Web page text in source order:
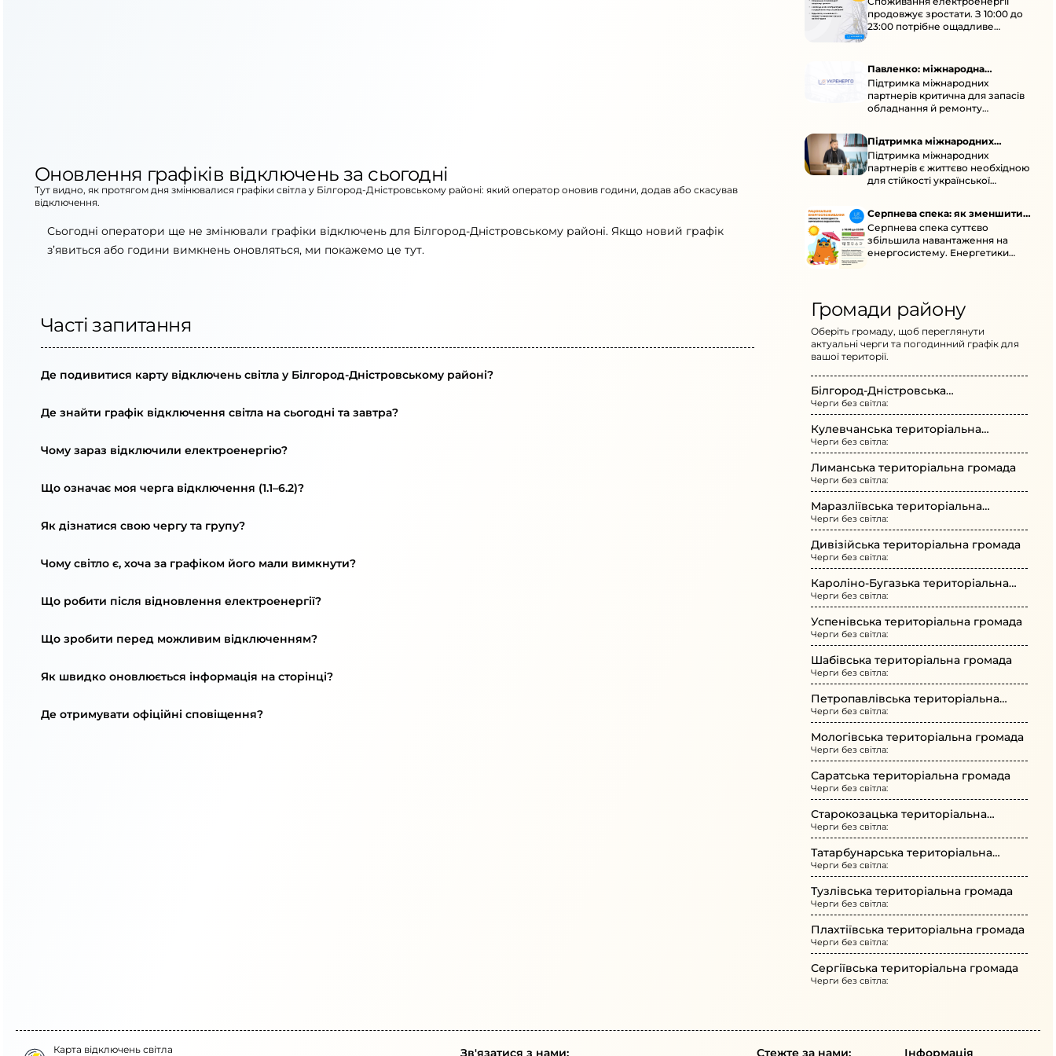
Оновлення графіків відключень за сьогодні
Тут видно, як протягом дня змінювалися графіки світла у Білгород-Дністровському районі: який оператор оновив години, додав або скасував
відключення.
Сьогодні оператори ще не змінювали графіки відключень для Білгород-Дністровському районі. Якщо новий графік
з’явиться або години вимкнень оновляться, ми покажемо це тут.
Часті запитання
Де подивитися карту відключень світла у Білгород-Дністровському районі?
Де знайти графік відключення світла на сьогодні та завтра?
Чому зараз відключили електроенергію?
Що означає моя черга відключення (1.1–6.2)?
Як дізнатися свою чергу та групу?
Чому світло є, хоча за графіком його мали вимкнути?
Що робити після відновлення електроенергії?
Що зробити перед можливим відключенням?
Як швидко оновлюється інформація на сторінці?
Де отримувати офіційні сповіщення?
споживання зростає
продовжує зростати. З 10:00 до
23:00 потрібне ощадливе
енергоспоживання, а
перенести на нічні години.
Павленко: міжнародна
підтримка для стійкості
енергосистеми
Підтримка міжнародних
партнерів критична для запасів
обладнання й ремонту
Підтримка міжнародних
партнерів для стійкості
енергосистеми
Підтримка міжнародних
партнерів є життєво необхідною
для стійкості української
наступної зими.
Серпнева спека: як зменшити
навантаження
Серпнева спека суттєво
збільшила навантаження на
енергосистему. Енергетики
Громади району
Оберіть громаду, щоб переглянути
актуальні черги та погодинний графік для
вашої території.
Білгород-Дністровська
територіальна громада
Черги без світла:
Кулевчанська територіальна
громада
Черги без світла:
Лиманська територіальна громада
Черги без світла:
Маразліївська територіальна
громада
Черги без світла:
Дивізійська територіальна громада
Черги без світла:
Кароліно-Бугазька територіальна
громада
Черги без світла:
Успенівська територіальна громада
Черги без світла:
Шабівська територіальна громада
Черги без світла:
Петропавлівська територіальна
громада
Черги без світла:
Мологівська територіальна громада
Черги без світла:
Саратська територіальна громада
Черги без світла:
Старокозацька територіальна
громада
Черги без світла:
Татарбунарська територіальна
громада
Черги без світла:
Тузлівська територіальна громада
Черги без світла:
Плахтіївська територіальна громада
Черги без світла:
Сергіївська територіальна громада
Черги без світла:
Карта відключень світла Зв'язатися з нами: Стежте за нами: Інформація